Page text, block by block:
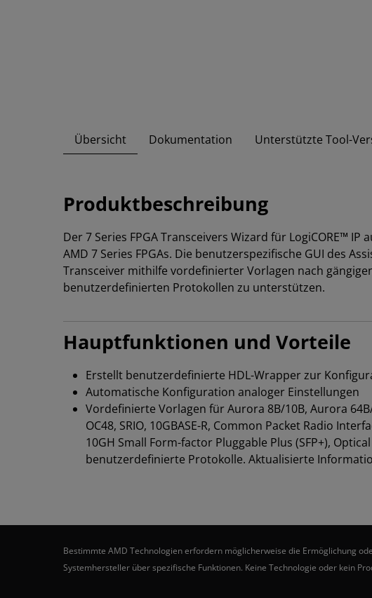
Übersicht Dokumentation Unterstützte Tool-
Produktbeschreibung
Der 7 Series FPGA Transceivers Wizard für LogiCORE™
AMD 7 Series FPGAs. Die benutzerspezifische GUI des
Transceiver mithilfe vordefinierter Vorlagen nach
benutzerdefinierten Protokollen zu unterstützen.
Hauptfunktionen und Vorteile
Erstellt benutzerdefinierte HDL-Wrapper zur
Automatische Konfiguration analoger Einstellungen
Vordefinierte Vorlagen für Aurora 8B/10B, Aurora
OC48, SRIO, 10GBASE-R, Common Packet Radio
10GH Small Form-factor Pluggable Plus (SFP+),
benutzerdefinierte Protokolle. Aktualisierte
Bestimmte AMD Technologien erfordern möglicherweise die Ermöglichung
Systemhersteller über spezifische Funktionen. Keine Technologie oder kein